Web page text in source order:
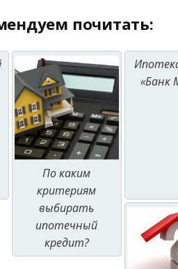
почитать:
По каким
критериям
выбирать
ипотечный
кредит?
«Банк